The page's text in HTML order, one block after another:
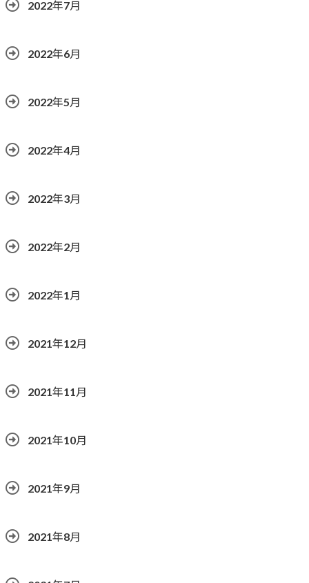
2022年7月
2022年6月
2022年5月
2022年4月
2022年3月
2022年2月
2022年1月
2021年12月
2021年11月
2021年10月
2021年9月
2021年8月